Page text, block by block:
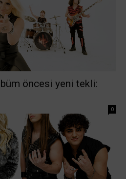
öncesi yeni tekli:
0